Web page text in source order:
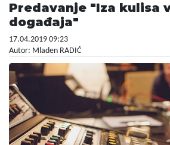
Predavanje "Iza kulisa
događaja"
17.04.2019 09:23
Autor: Mladen RADIĆ